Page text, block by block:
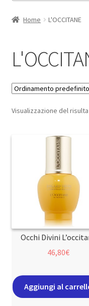
Home L'OCCITANE
Visualizzazione del
Occhi Divini
46,80€
Aggiungi al